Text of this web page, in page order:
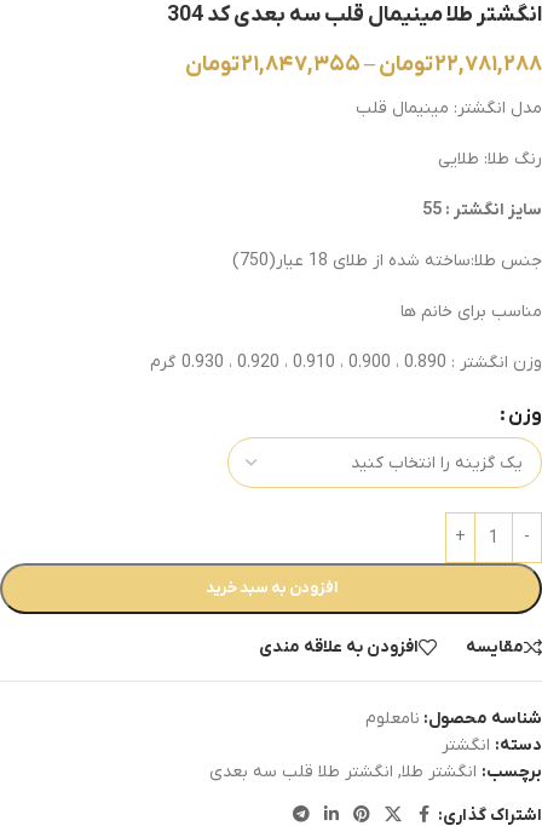
انگشتر طلا مینیمال قلب سه بعدی کد 304
۲۲,۷۸۱,۲۸۸تومان–۲۱,۸۴۷,۳۵۵تومان
مدل انگشتر: مینیمال قلب
رنگ طلا: طلایی
سایز انگشتر : 55
جنس طلا:ساخته شده از طلای 18 عیار(750)
مناسب برای خانم ها
وزن انگشتر : 0.890 ، 0.900 ، 0.910 ، 0.920 ، 0.930 گرم
وزن
افزودن به سبد خرید
مقایسه افزودن به علاقه مندی
شناسه محصول: نامعلوم
دسته: انگشتر
برچسب: انگشتر طلا, انگشتر طلا قلب سه بعدی
اشتراک گذاری: